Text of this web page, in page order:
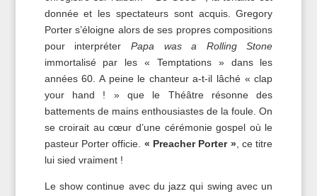
donnée et les spectateurs sont acquis. Gregory
Porter s’éloigne alors de ses propres compositions
pour interpréter Papa was a Rolling Stone
immortalisé par les « Temptations » dans les
années 60. A peine le chanteur a-t-il lâché « clap
your hand ! » que le Théâtre résonne des
battements de mains enthousiastes de la foule. On
se croirait au cœur d’une cérémonie gospel où le
pasteur Porter officie. « Preacher Porter », ce titre
lui sied vraiment !
Le show continue avec du jazz qui swing avec un